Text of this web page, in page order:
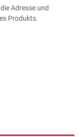
Adresse und
Produkts.